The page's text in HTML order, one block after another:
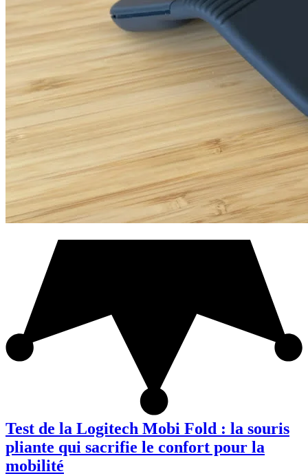
Test de la Logitech Mobi Fold : la souris
pliante qui sacrifie le confort pour la
mobilité